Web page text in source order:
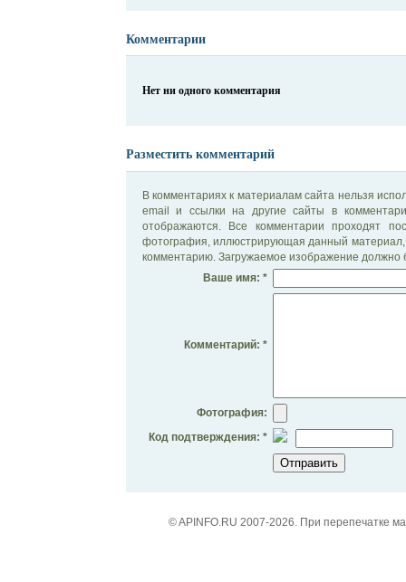
Комментарии
Нет ни одного комментария
Разместить комментарий
В комментариях к материалам сайта нельзя
email и ссылки на другие сайты в
отображаются. Все комментарии проходят
фотография, иллюстрирующая данный материал,
комментарию. Загружаемое изображение должно
Ваше имя: *
Комментарий: *
Фотография:
Код подтверждения: *
© APINFO.RU 2007-2026. При перепечатке